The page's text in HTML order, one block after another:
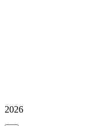
2026